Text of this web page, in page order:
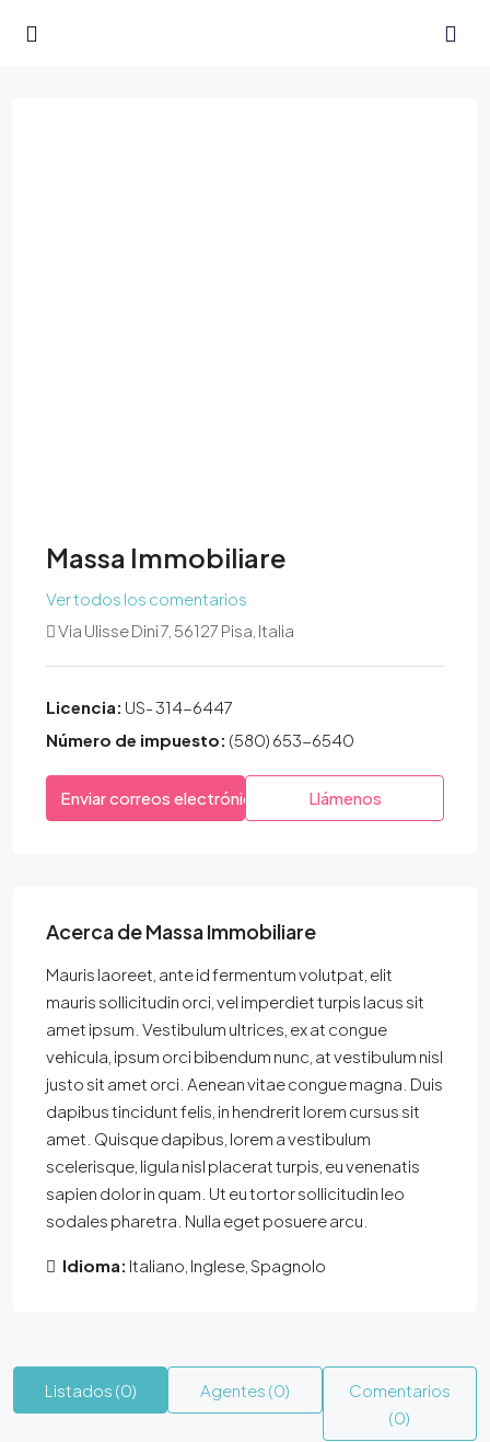
Massa Immobiliare
Ver todos los comentarios
Via Ulisse Dini 7, 56127 Pisa, Italia
Licencia: US- 314-6447
Número de impuesto: (580) 653-6540
Enviar correos electrónicos Llámenos
Acerca de Massa Immobiliare
Mauris laoreet, ante id fermentum volutpat, elit
mauris sollicitudin orci, vel imperdiet turpis lacus sit
amet ipsum. Vestibulum ultrices, ex at congue
vehicula, ipsum orci bibendum nunc, at vestibulum nisl
justo sit amet orci. Aenean vitae congue magna. Duis
dapibus tincidunt felis, in hendrerit lorem cursus sit
amet. Quisque dapibus, lorem a vestibulum
scelerisque, ligula nisl placerat turpis, eu venenatis
sapien dolor in quam. Ut eu tortor sollicitudin leo
sodales pharetra. Nulla eget posuere arcu.
Idioma: Italiano, Inglese, Spagnolo
Listados (0) Agentes (0)
Comentarios
(0)